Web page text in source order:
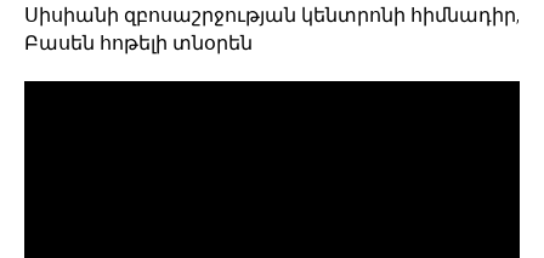
Սիսիանի զբոսաշրջության կենտրոնի հիմնադիր,
Բասեն հոթելի տնօրեն